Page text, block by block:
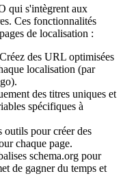
qui s'intègrent aux
Ces fonctionnalités
de localisation :
des URL optimisées
localisation (par
des titres uniques et
spécifiques à
outils pour créer des
chaque page.
schema.org pour
de gagner du temps et